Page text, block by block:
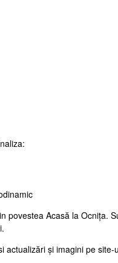
povestea Acasă la Ocnița.
actualizări și imagini pe site-